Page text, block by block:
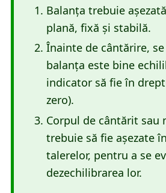
Balanța trebuie
plană, fixă și stabilă.
Înainte de cântărire,
balanţa este bine
indicator să fie în
zero).
Corpul de cântărit sau
trebuie să fie așezate
talerelor, pentru a se
dezechilibrarea lor.